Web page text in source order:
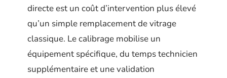
directe est un coût d’intervention plus élevé
qu’un simple remplacement de vitrage
classique. Le calibrage mobilise un
équipement spécifique, du temps technicien
supplémentaire et une validation